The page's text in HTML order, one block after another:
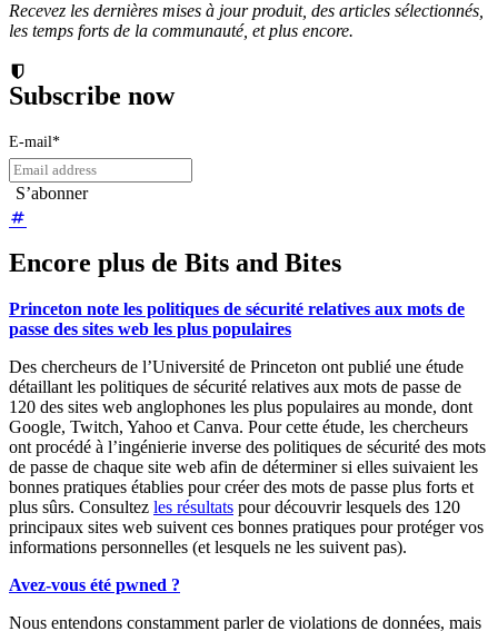
Recevez les dernières mises à jour produit, des articles sélectionnés,
les temps forts de la communauté, et plus encore.
Subscribe now
E-mail*
Encore plus de Bits and Bites
Princeton note les politiques de sécurité relatives aux mots de
passe des sites web les plus populaires
Des chercheurs de l’Université de Princeton ont publié une étude
détaillant les politiques de sécurité relatives aux mots de passe de
120 des sites web anglophones les plus populaires au monde, dont
Google, Twitch, Yahoo et Canva. Pour cette étude, les chercheurs
ont procédé à l’ingénierie inverse des politiques de sécurité des mots
de passe de chaque site web afin de déterminer si elles suivaient les
bonnes pratiques établies pour créer des mots de passe plus forts et
plus sûrs. Consultez les résultats pour découvrir lesquels des 120
principaux sites web suivent ces bonnes pratiques pour protéger vos
informations personnelles (et lesquels ne les suivent pas).
Avez-vous été pwned ?
Nous entendons constamment parler de violations de données, mais